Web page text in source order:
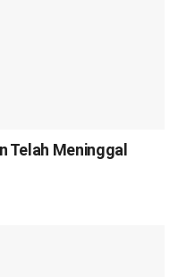
Telah Meninggal